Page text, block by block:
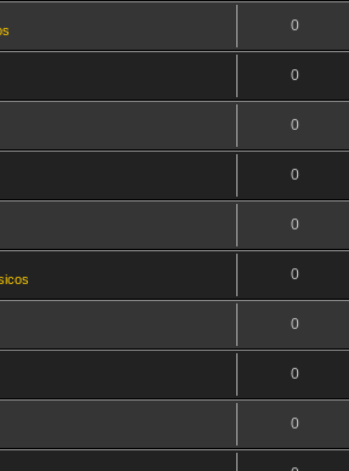
0
0
0
0
0
0
0
0
0